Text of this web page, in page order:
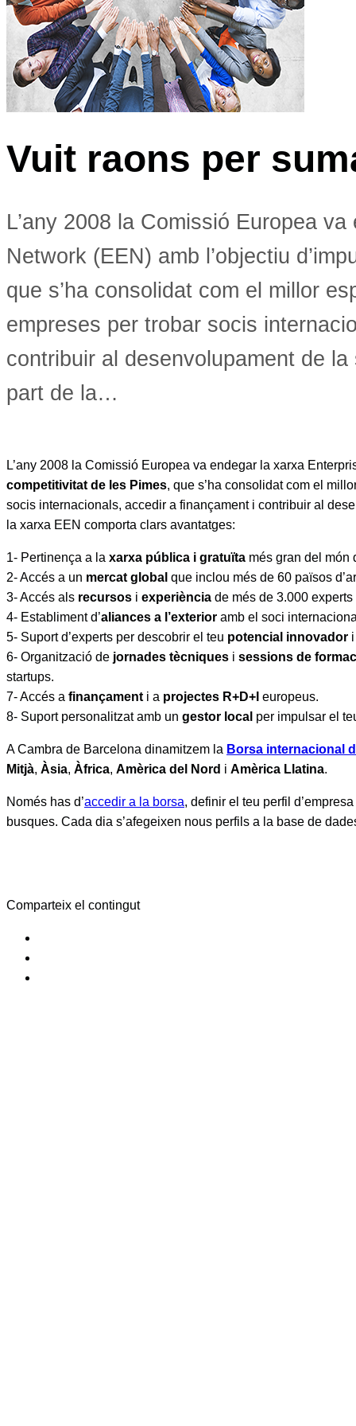
Vuit raons per
L’any 2008 la Comissió Europea
Network (EEN) amb l’objectiu
que s’ha consolidat com el millor
empreses per trobar socis
contribuir al desenvolupament de
part de la…
L’any 2008 la Comissió Europea va endegar la xarxa
competitivitat de les Pimes, que s’ha consolidat com el
socis internacionals, accedir a finançament i contribuir al
la xarxa EEN comporta clars avantatges:
1- Pertinença a la xarxa pública i gratuïta més gran del món
2- Accés a un mercat global que inclou més de 60 països
3- Accés als recursos i experiència de més de 3.000
4- Establiment d’aliances a l’exterior amb el soci
5- Suport d’experts per descobrir el teu potencial innovador
6- Organització de jornades tècniques i sessions de
startups.
7- Accés a finançamenti a projectes R+D+I europeus.
8- Suport personalitzat amb un gestor local per impulsar el
A Cambra de Barcelona dinamitzem la Borsa internacional
Mitjà, Àsia, Àfrica, Amèrica del Nord i Amèrica Llatina.
Només has d’accedir a la borsa, definir el teu perfil
busques. Cada dia s’afegeixen nous perfils a la base de
Comparteix el contingut